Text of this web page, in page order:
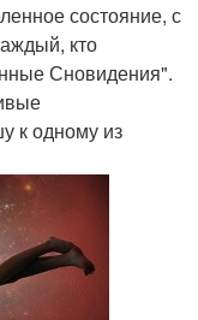
состояние, с
кто
Сновидения".
к одному из